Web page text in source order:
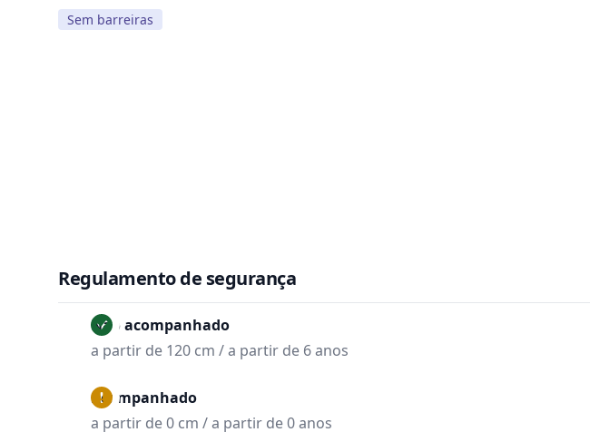
Sem barreiras
Regulamento de segurança
Não acompanhado
a partir de 120 cm / a partir de 6 anos
Acompanhado
a partir de 0 cm / a partir de 0 anos